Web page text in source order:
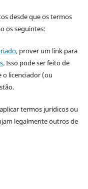
desde que os termos
os seguintes:
, prover um link para
. Isso pode ser feito de
o licenciador (ou
termos jurídicos ou
legalmente outros de